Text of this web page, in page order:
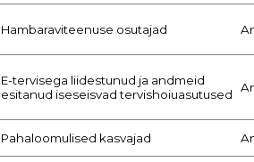
Hambaraviteenuse osutajad
E-tervisega liidestunud ja andmeid
esitanud iseseisvad tervishoiuasutused
Pahaloomulised kasvajad